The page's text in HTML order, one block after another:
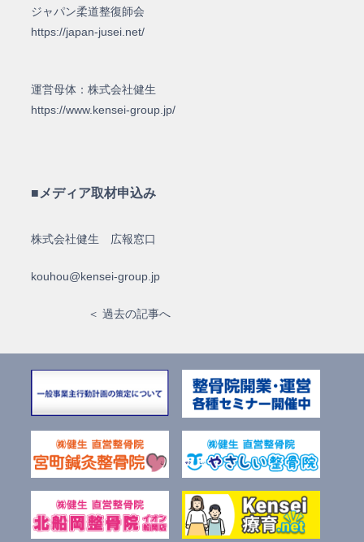
ジャパン柔道整復師会
https://japan-jusei.net/
運営母体：株式会社健生
https://www.kensei-group.jp/
■メディア取材申込み
株式会社健生 広報窓口
kouhou@kensei-group.jp
＜ 過去の記事へ